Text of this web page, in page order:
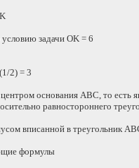
задачи OK = 6
2) = 3
центром основания ABC, то есть
равностороннего
вписанной в треугольник
формулы